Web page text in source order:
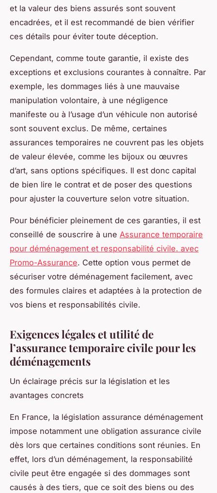
et la valeur des biens assurés sont souvent
encadrées, et il est recommandé de bien vérifier
ces détails pour éviter toute déception.
Cependant, comme toute garantie, il existe des
exceptions et exclusions courantes à connaître. Par
exemple, les dommages liés à une mauvaise
manipulation volontaire, à une négligence
manifeste ou à l’usage d’un véhicule non autorisé
sont souvent exclus. De même, certaines
assurances temporaires ne couvrent pas les objets
de valeur élevée, comme les bijoux ou œuvres
d’art, sans options spécifiques. Il est donc capital
de bien lire le contrat et de poser des questions
pour ajuster la couverture selon votre situation.
Pour bénéficier pleinement de ces garanties, il est
conseillé de souscrire à une Assurance temporaire
pour déménagement et responsabilité civile. avec
Promo-Assurance. Cette option vous permet de
sécuriser votre déménagement facilement, avec
des formules claires et adaptées à la protection de
vos biens et responsabilités civile.
Exigences légales et utilité de
l’assurance temporaire civile pour les
déménagements
Un éclairage précis sur la législation et les
avantages concrets
En France, la législation assurance déménagement
impose notamment une obligation assurance civile
dès lors que certaines conditions sont réunies. En
effet, lors d’un déménagement, la responsabilité
civile peut être engagée si des dommages sont
causés à des tiers, que ce soit des biens ou des